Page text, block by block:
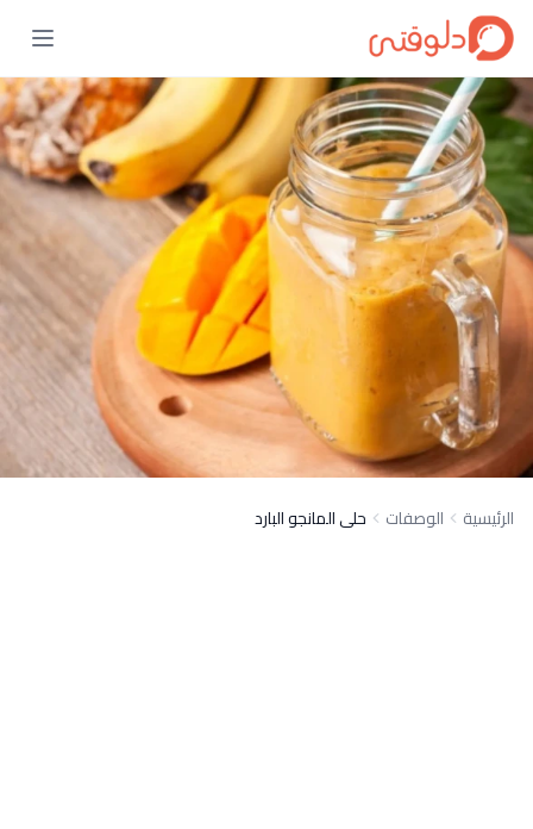
الرئيسية الوصفات حلى المانجو البارد